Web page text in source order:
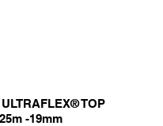
TOP
-19mm